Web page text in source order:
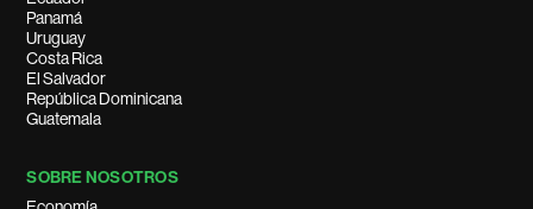
Panamá
Uruguay
Costa Rica
El Salvador
República Dominicana
Guatemala
SOBRE NOSOTROS